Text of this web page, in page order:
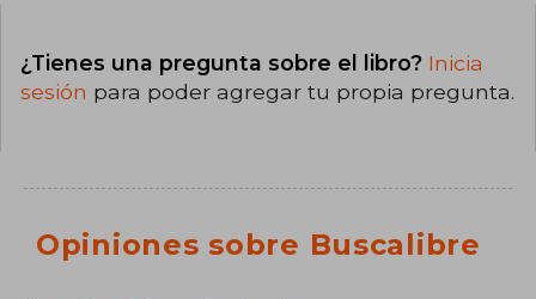
¿Tienes una pregunta sobre el libro? Inicia
sesión para poder agregar tu propia pregunta.
Opiniones sobre Buscalibre